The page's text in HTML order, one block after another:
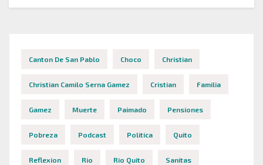
Canton De San Pablo Choco Christian
Christian Camilo Serna Gamez Cristian Familia
Gamez Muerte Paimado Pensiones
Pobreza Podcast Politica Quito
Reflexion Rio Rio Quito Sanitas